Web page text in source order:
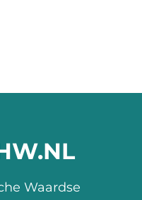
Waardse